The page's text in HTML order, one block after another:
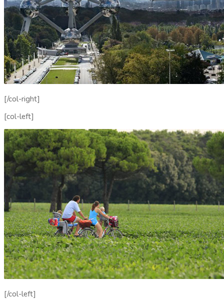
[/col-right]
[col-left]
[/col-left]